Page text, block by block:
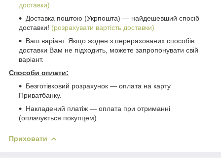
доставки)
Доставка поштою (Укрпошта) ― найдешевший спосіб
доставки! (розрахувати вартість доставки)
Ваш варіант. Якщо жоден з перерахованих способів
доставки Вам не підходить, можете запропонувати свій
варіант.
Способи оплати:
Безготівковий розрахунок ― оплата на карту
Приватбанку.
Накладений платіж ― оплата при отриманні
(оплачується покупцем).
Приховати